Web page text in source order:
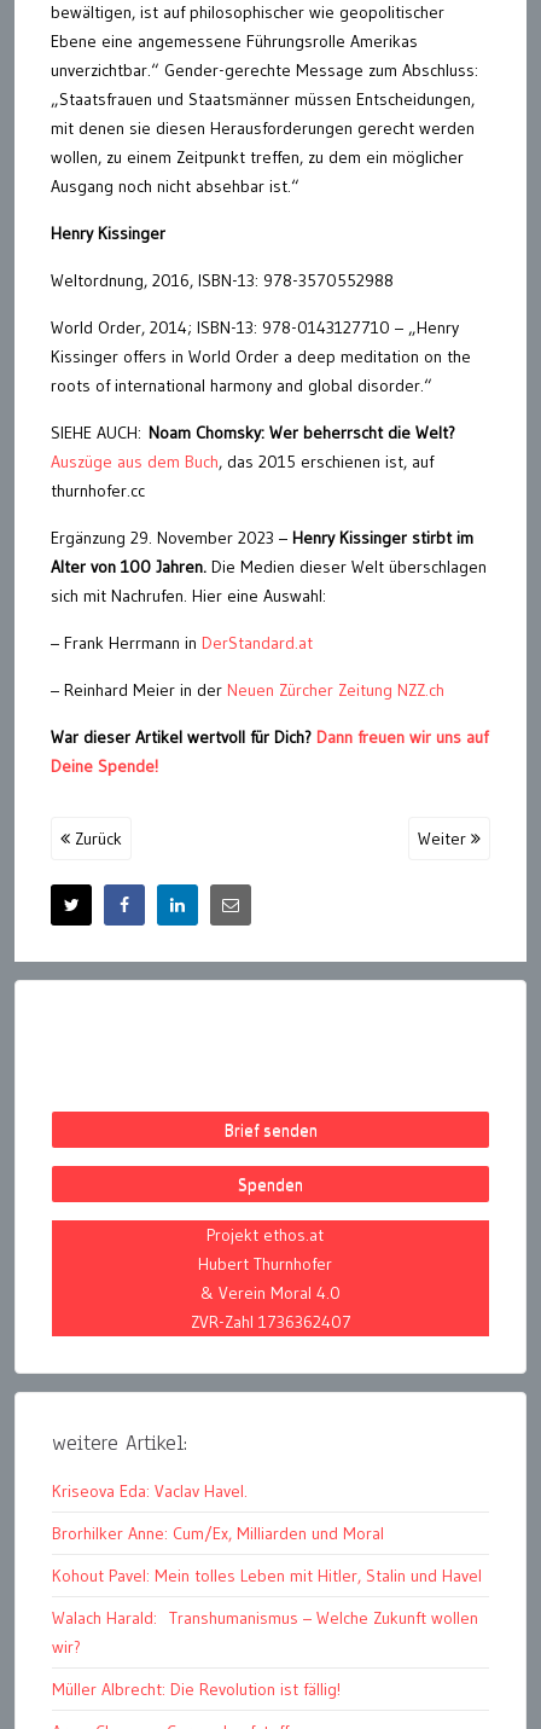
bewältigen, ist auf philosophischer wie geopolitischer
Ebene eine angemessene Führungsrolle Amerikas
unverzichtbar.“ Gender-gerechte Message zum Abschluss:
„Staatsfrauen und Staatsmänner müssen Entscheidungen,
mit denen sie diesen Herausforderungen gerecht werden
wollen, zu einem Zeitpunkt treffen, zu dem ein möglicher
Ausgang noch nicht absehbar ist.“
Henry Kissinger
Weltordnung, 2016, ISBN-13: 978-3570552988
World Order, 2014; ISBN-13: 978-0143127710 – „Henry
Kissinger offers in World Order a deep meditation on the
roots of international harmony and global disorder.“
SIEHE AUCH: Noam Chomsky: Wer beherrscht die Welt?
Auszüge aus dem Buch, das 2015 erschienen ist, auf
thurnhofer.cc
Ergänzung 29. November 2023 – Henry Kissinger stirbt im
Alter von 100 Jahren. Die Medien dieser Welt überschlagen
sich mit Nachrufen. Hier eine Auswahl:
– Frank Herrmann in DerStandard.at
– Reinhard Meier in der Neuen Zürcher Zeitung NZZ.ch
War dieser Artikel wertvoll für Dich? Dann freuen wir uns auf
Deine Spende!
Zurück Weiter
Brief senden
Spenden
Projekt ethos.at
Hubert Thurnhofer
& Verein Moral 4.0
ZVR-Zahl 1736362407
weitere Artikel:
Kriseova Eda: Vaclav Havel.
Brorhilker Anne: Cum/Ex, Milliarden und Moral
Kohout Pavel: Mein tolles Leben mit Hitler, Stalin und Havel
Walach Harald: Transhumanismus – Welche Zukunft wollen
wir?
Müller Albrecht: Die Revolution ist fällig!